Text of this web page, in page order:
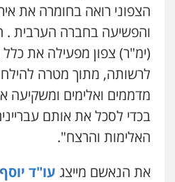
הצפוני רואה בחומרה את
והפשיעה בחברה הערבית .
(ימ"ר) צפון מפעילה את
לרשותה, מתוך מטרה
מדממים ואלימים ומשקיעה
בכדי לסכל את אותם
האלימות והרצח".
את הנאשם מייצג עו"ד
מנשה, אלמוג –
עבירות תנועה
עורכי דין לענייני
0546470989
עו"ד אבי כהן
פלילי פשיעה
סמים